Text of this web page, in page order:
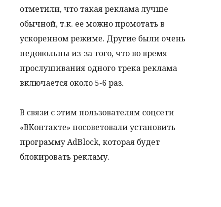
отметили, что такая реклама лучше
обычной, т.к. ее можно промотать в
ускоренном режиме. Другие были очень
недовольны из-за того, что во время
прослушивания одного трека реклама
включается около 5-6 раз.
В связи с этим пользователям соцсети
«ВКонтакте» посоветовали установить
программу AdBlock, которая будет
блокировать рекламу.